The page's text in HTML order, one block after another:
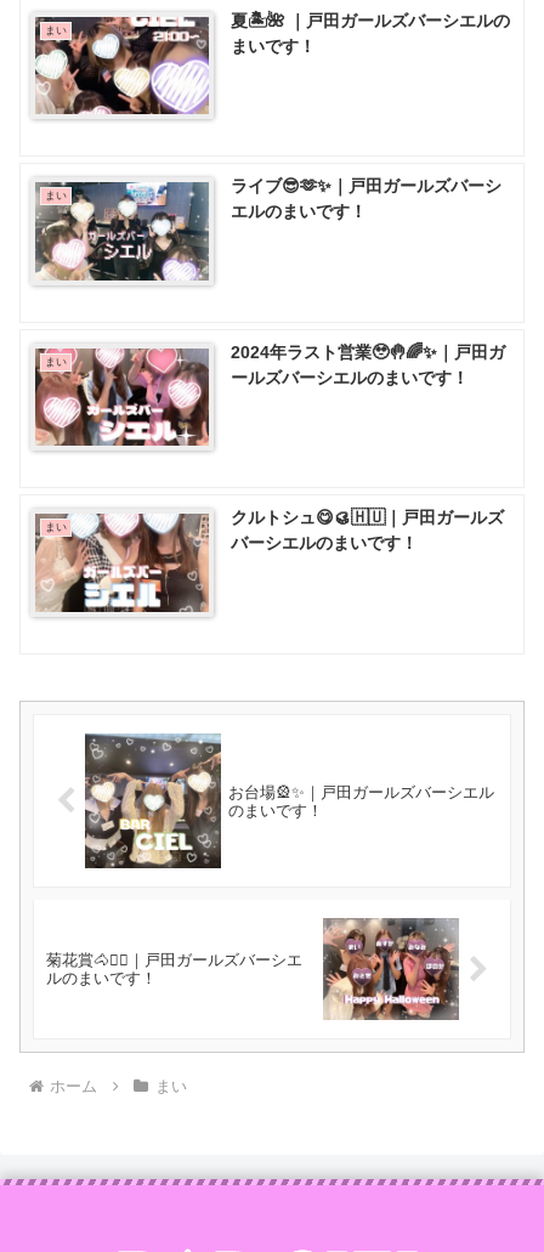
まい
夏🏝️🌺 ｜戸田ガールズバーシエルの
まいです！
まい
ライブ😎🫶✨｜戸田ガールズバーシ
エルのまいです！
まい
2024年ラスト営業🥹🤚🌈✨｜戸田ガ
ールズバーシエルのまいです！
まい
クルトシュ😋🥮🇭🇺｜戸田ガールズ
バーシエルのまいです！
お台場🎡✨｜戸田ガールズバーシエル
のまいです！
菊花賞🐴❤️‍🔥｜戸田ガールズバーシエ
ルのまいです！
ホーム まい